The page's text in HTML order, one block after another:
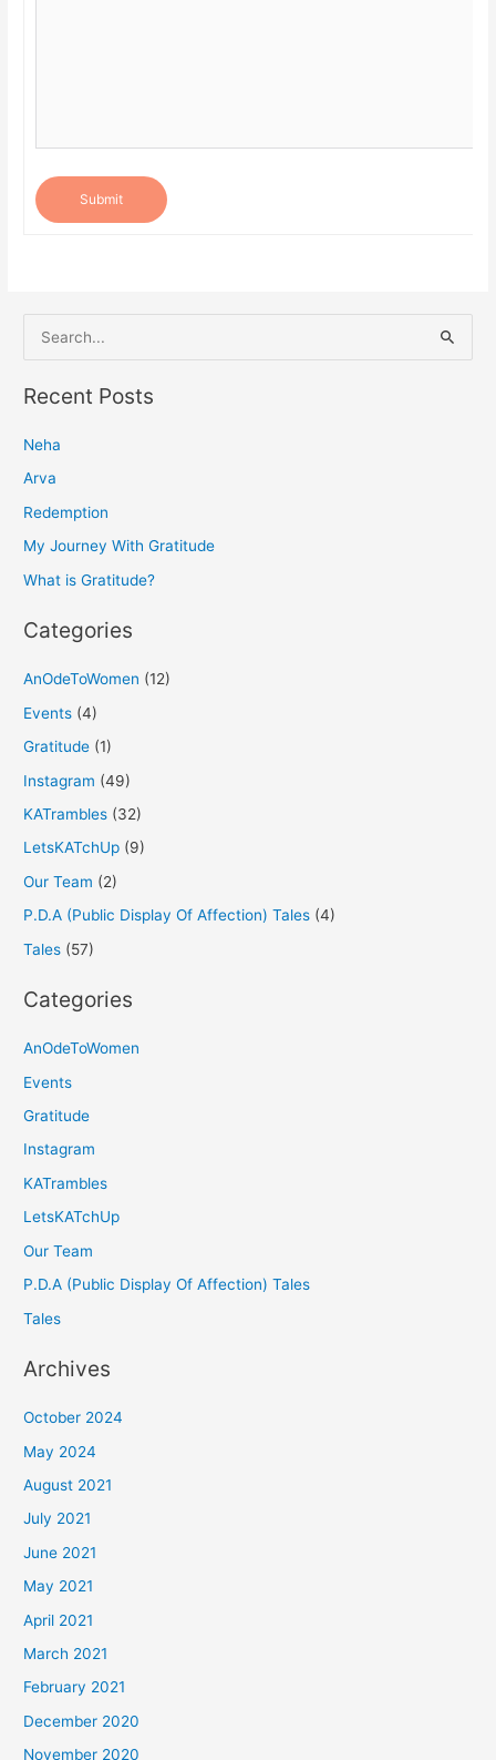
Submit
e
a
c
h
f
o
Recent Posts
Neha
Arva
Redemption
My Journey With Gratitude
What is Gratitude?
Categories
AnOdeToWomen (12)
Events (4)
Gratitude (1)
Instagram (49)
KATrambles (32)
LetsKATchUp (9)
Our Team (2)
P.D.A (Public Display Of Affection) Tales (4)
Tales (57)
Categories
AnOdeToWomen
Events
Gratitude
Instagram
KATrambles
LetsKATchUp
Our Team
P.D.A (Public Display Of Affection) Tales
Tales
Archives
October 2024
May 2024
August 2021
July 2021
June 2021
May 2021
April 2021
March 2021
February 2021
December 2020
November 2020